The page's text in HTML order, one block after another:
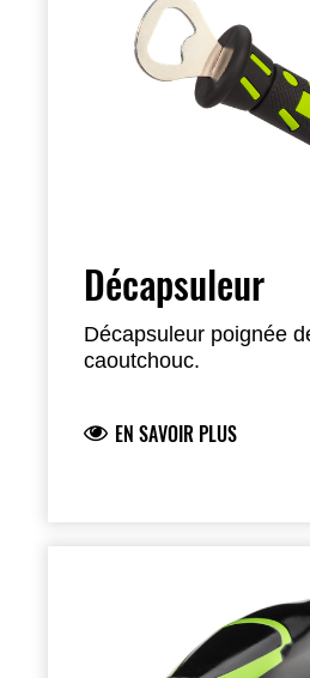
Décapsuleur
Décapsuleur poignée
caoutchouc.
EN SAVOIR PLUS